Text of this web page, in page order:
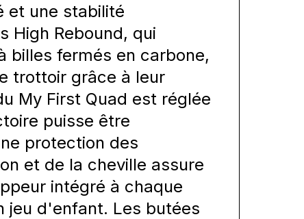
et une stabilité
High Rebound, qui
billes fermés en carbone,
trottoir grâce à leur
My First Quad est réglée
puisse être
protection des
et de la cheville assure
intégré à chaque
jeu d'enfant. Les butées